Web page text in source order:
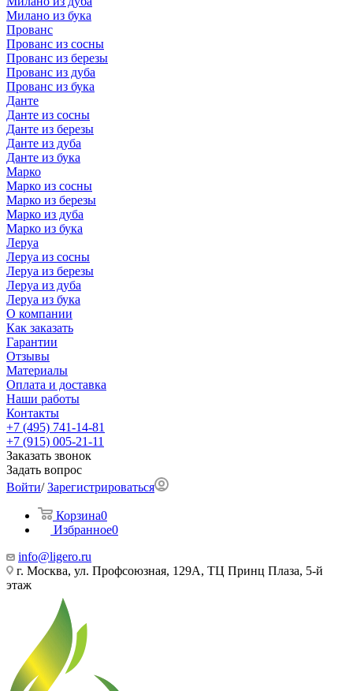
Милано из бука
Прованс
Прованс из сосны
Прованс из березы
Прованс из дуба
Прованс из бука
Данте
Данте из сосны
Данте из березы
Данте из дуба
Данте из бука
Марко
Марко из сосны
Марко из березы
Марко из дуба
Марко из бука
Леруа
Леруа из сосны
Леруа из березы
Леруа из дуба
Леруа из бука
О компании
Как заказать
Гарантии
Отзывы
Материалы
Оплата и доставка
Наши работы
Контакты
+7 (495) 741-14-81
+7 (915) 005-21-11
Заказать звонок
Задать вопрос
Войти/Зарегистрироваться
Корзина0
Избранное0
info@ligero.ru
г. Москва, ул. Профсоюзная, 129А, ТЦ Принц Плаза, 5-й
этаж